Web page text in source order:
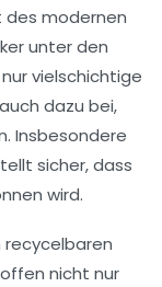
des modernen
unter den
vielschichtige
dazu bei,
Insbesondere
sicher, dass
wird.
recycelbaren
nicht nur